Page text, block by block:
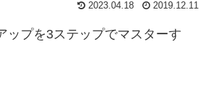
2023.04.18 2019.12.11
ップを3ステップでマスターす